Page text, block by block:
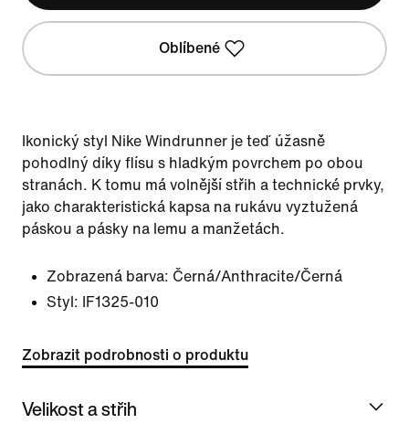
Oblíbené
Ikonický styl Nike Windrunner je teď úžasně
pohodlný díky flísu s hladkým povrchem po obou
stranách. K tomu má volnější střih a technické prvky,
jako charakteristická kapsa na rukávu vyztužená
páskou a pásky na lemu a manžetách.
Zobrazená barva: Černá/Anthracite/Černá
Styl:
IF1325-010
Zobrazit podrobnosti o produktu
Velikost a střih